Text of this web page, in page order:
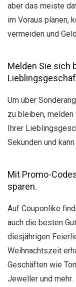
aber das meiste
im Voraus planen,
vermeiden und
Melden Sie sich
Um über
zu bleiben,
Ihrer
Sekunden und
Mit Promo-
sparen.
Auf Couponlike
auch die besten
diesjährigen
Weihnachtszeit
Geschäften wie
Jeweller und mehr.